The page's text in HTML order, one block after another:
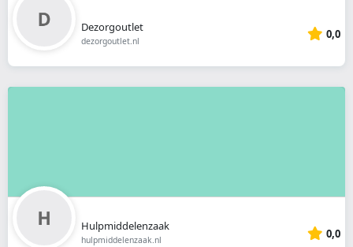
Dezorgoutlet
dezorgoutlet.nl 0,0
Hulpmiddelenzaak
hulpmiddelenzaak.nl 0,0